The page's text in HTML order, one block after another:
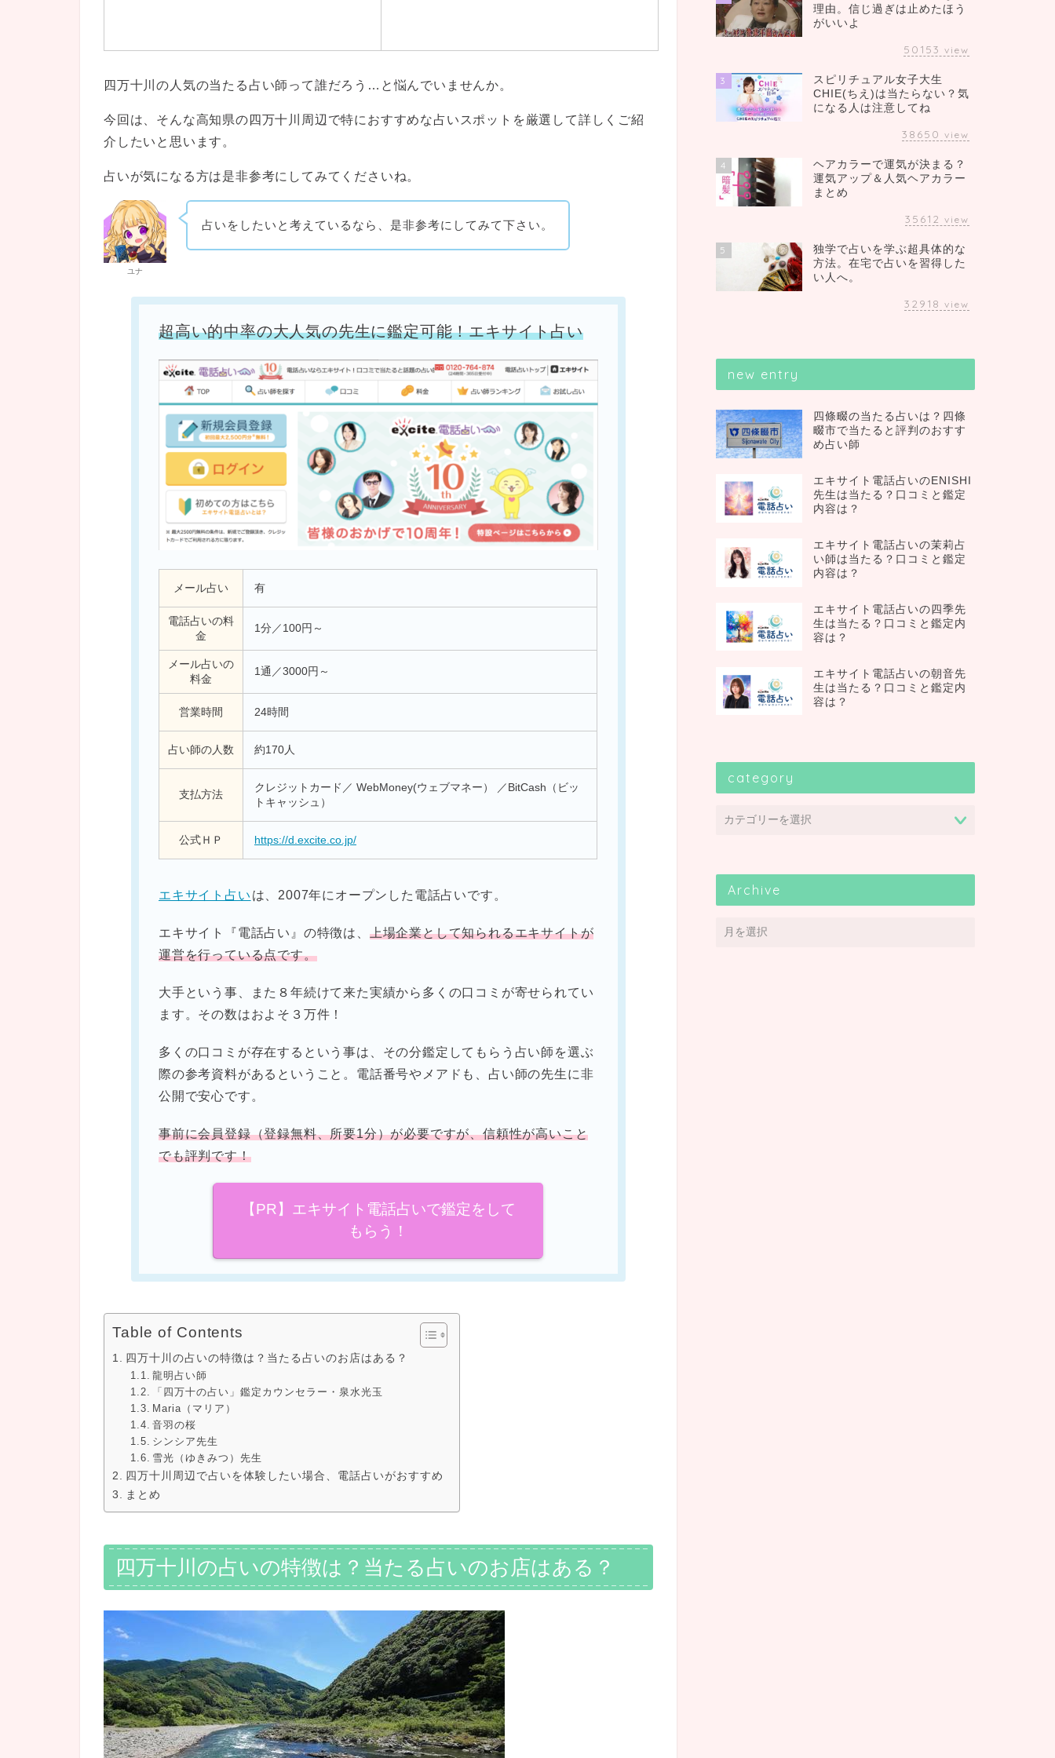
四万十川の人気の当たる占い師って誰だろう…と悩んでいませんか。
今回は、そんな高知県の四万十川周辺で特におすすめな占いスポットを厳選して詳しくご紹
介したいと思います。
占いが気になる方は是非参考にしてみてくださいね。
ユナ
占いをしたいと考えているなら、是非参考にしてみて下さい。
超高い的中率の大人気の先生に鑑定可能！エキサイト占い
メール占い 有
電話占いの料
金
1分／100円～
メール占いの
料金
1通／3000円～
営業時間 24時間
占い師の人数 約170人
支払方法
クレジットカード／ WebMoney(ウェブマネー） ／BitCash（ビッ
トキャッシュ）
公式ＨＰ https://d.excite.co.jp/
エキサイト占い は、2007年にオープンした電話占いです。
エキサイト『電話占い』の特徴は、 上場企業として知られるエキサイトが
運営を行っている点です。
大手という事、また８年続けて来た実績から多くの口コミが寄せられてい
ます。その数はおよそ３万件！
多くの口コミが存在するという事は、その分鑑定してもらう占い師を選ぶ
際の参考資料があるということ。電話番号やメアドも、占い師の先生に非
公開で安心です。
事前に会員登録（登録無料、所要1分）が必要ですが、信頼性が高いこと
でも評判です！
【PR】エキサイト電話占いで鑑定をして
もらう！
Table of Contents
四万十川の占いの特徴は？当たる占いのお店はある？
龍明占い師
「四万十の占い」鑑定カウンセラー・泉水光玉
Maria（マリア）
音羽の桜
シンシア先生
雪光（ゆきみつ）先生
四万十川周辺で占いを体験したい場合、電話占いがおすすめ
まとめ
四万十川の占いの特徴は？当たる占いのお店はある？
理由。信じ過ぎは止めたほう
がいいよ
50153 view
3
スピリチュアル女子大生
CHIE(ちえ)は当たらない？気
になる人は注意してね
38650 view
4
ヘアカラーで運気が決まる？
運気アップ＆人気ヘアカラー
まとめ
35612 view
5
独学で占いを学ぶ超具体的な
方法。在宅で占いを習得した
い人へ。
32918 view
new entry
四條畷の当たる占いは？四條
畷市で当たると評判のおすす
め占い師
エキサイト電話占いのENISHI
先生は当たる？口コミと鑑定
内容は？
エキサイト電話占いの茉莉占
い師は当たる？口コミと鑑定
内容は？
エキサイト電話占いの四季先
生は当たる？口コミと鑑定内
容は？
エキサイト電話占いの朝音先
生は当たる？口コミと鑑定内
容は？
category
Archive